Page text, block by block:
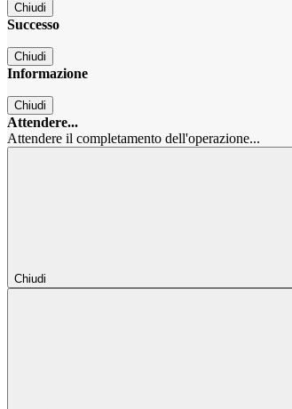
Chiudi
Successo
Chiudi
Informazione
Chiudi
Attendere...
Attendere il completamento dell'operazione...
Chiudi